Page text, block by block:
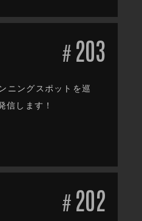
# 203
ニングスポットを巡
信します！
# 202